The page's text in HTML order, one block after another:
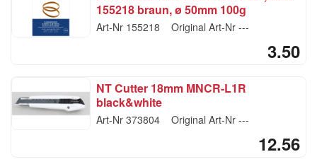
155218 braun, ø 50mm 100g
Art-Nr 155218 Original Art-Nr ---
3.50
NT Cutter 18mm MNCR-L1R
black&white
Art-Nr 373804 Original Art-Nr ---
12.56